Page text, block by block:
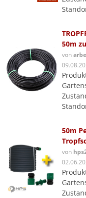
50m
von
50m
von